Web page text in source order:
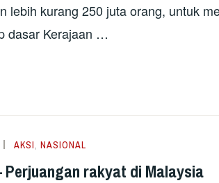
lebih kurang 250 juta orang, untuk
dasar Kerajaan …
AKSI, NASIONAL
Perjuangan rakyat di Malaysia